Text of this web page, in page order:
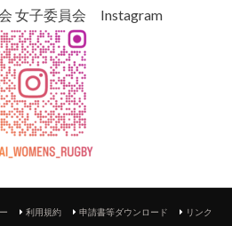
女子委員会 Instagram
利用規約 申請書等ダウンロード
リンク